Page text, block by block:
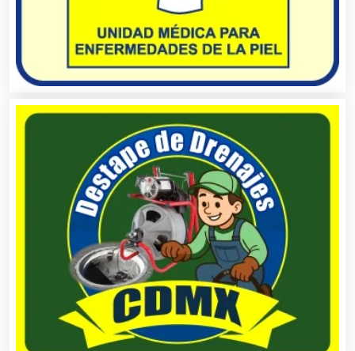
Cámaras de Comercio
Camiones para Fletes
Cancelería de Aluminio
Capacitación
Carnicerías